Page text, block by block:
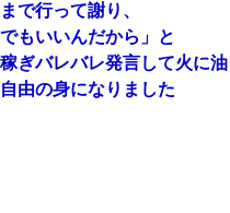
で行って謝り、
もいいんだから」と
ぎバレバレ発言して火に油
由の身になりました